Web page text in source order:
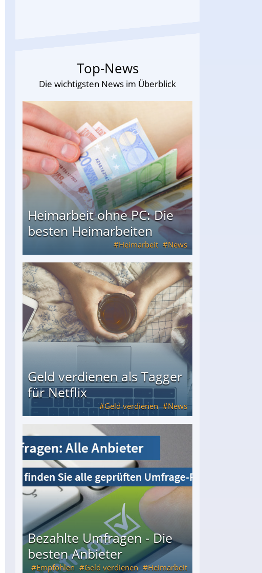
Top-News
Die wichtigsten News im Überblick
Heimarbeit ohne PC: Die
besten Heimarbeiten
Heimarbeit News
Geld verdienen als Tagger
für Netflix
Geld verdienen News
Bezahlte Umfragen - Die
besten Anbieter
Empfohlen Geld verdienen Heimarbeit